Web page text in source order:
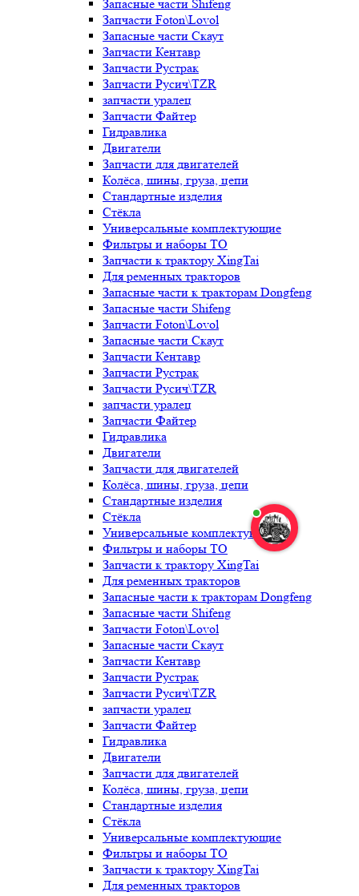
Запасные части Shifeng
Запчасти Foton\Lovol
Запасные части Скаут
Запчасти Кентавр
Запчасти Рустрак
Запчасти Русич\TZR
запчасти уралец
Запчасти Файтер
Гидравлика
Двигатели
Запчасти для двигателей
Колёса, шины, груза, цепи
Стандартные изделия
Стёкла
Универсальные комплектующие
Фильтры и наборы ТО
Запчасти к трактору XingTai
Для ременных тракторов
Запасные части к тракторам Dongfeng
Запасные части Shifeng
Запчасти Foton\Lovol
Запасные части Скаут
Запчасти Кентавр
Запчасти Рустрак
Запчасти Русич\TZR
запчасти уралец
Запчасти Файтер
Гидравлика
Двигатели
Запчасти для двигателей
Колёса, шины, груза, цепи
Стандартные изделия
Стёкла
Универсальные комплектующие
Фильтры и наборы ТО
Запчасти к трактору XingTai
Для ременных тракторов
Запасные части к тракторам Dongfeng
Запасные части Shifeng
Запчасти Foton\Lovol
Запасные части Скаут
Запчасти Кентавр
Запчасти Рустрак
Запчасти Русич\TZR
запчасти уралец
Запчасти Файтер
Гидравлика
Двигатели
Запчасти для двигателей
Колёса, шины, груза, цепи
Стандартные изделия
Стёкла
Универсальные комплектующие
Фильтры и наборы ТО
Запчасти к трактору XingTai
Для ременных тракторов